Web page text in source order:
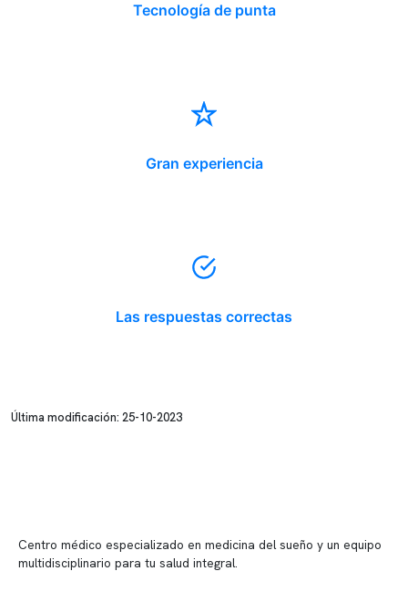
Tecnología de punta
Gran experiencia
Las respuestas correctas
Última modificación: 25-10-2023
Centro médico especializado en medicina del sueño y un equipo
multidisciplinario para tu salud integral.